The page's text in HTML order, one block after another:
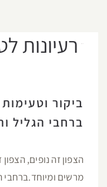
רעיונות
ביקור
ברחבי הגליל
הצפון זה נופים,
מרשים ומיוחד.ברחבי